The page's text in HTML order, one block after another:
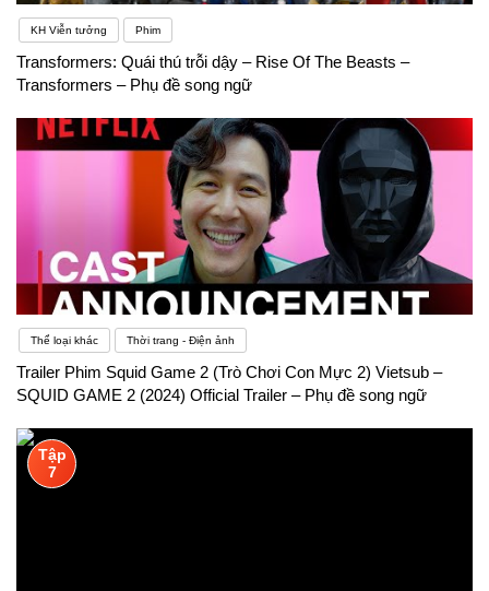
cần phải vượt qua nếu muốn học tiếng Anh tốt hơn.
KH Viễn tưởng Phim
Transformers: Quái thú trỗi dậy – Rise Of The Beasts –
Transformers – Phụ đề song ngữ
Thể loại khác Thời trang - Điện ảnh
Trailer Phim Squid Game 2 (Trò Chơi Con Mực 2) Vietsub –
SQUID GAME 2 (2024) Official Trailer – Phụ đề song ngữ
Tập
7